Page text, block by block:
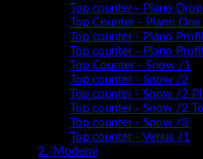
Top counter - Piano
Top Counter - Piano
Top counter - Piano
Top counter - Piano
Top Counter - Snow /1
Top counter - Snow /2
Top counter - Snow /2
Top counter - Snow /2
Top counter - Snow /3
Top counter - Venus /1
2.-Moderni